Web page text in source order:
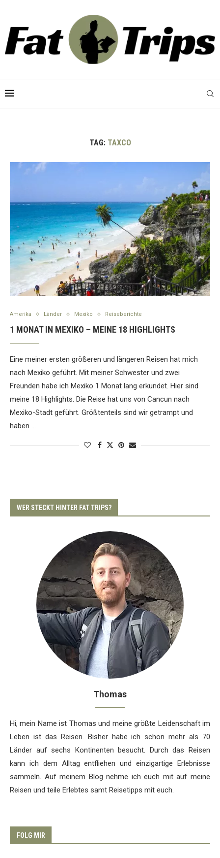
TAG: TAXCO
Amerika Länder Mexiko Reiseberichte
1 MONAT IN MEXIKO – MEINE 18 HIGHLIGHTS
Eine meiner ersten größeren und längeren Reisen hat mich
nach Mexiko geführt. Mit meiner Schwester und zwei
Freunden habe ich Mexiko 1 Monat lang erkundet. Hier sind
meine 18 Highlights. Die Reise hat uns von Cancun nach
Mexiko-Stadt geführt. Größtenteils sind wir getrampt und
haben …
WER STECKT HINTER FAT TRIPS?
Thomas
Hi, mein Name ist Thomas und meine größte Leidenschaft im
Leben ist das Reisen. Bisher habe ich schon mehr als 70
Länder auf sechs Kontinenten besucht. Durch das Reisen
kann ich dem Alltag entfliehen und einzigartige Erlebnisse
sammeln. Auf meinem Blog nehme ich euch mit auf meine
Reisen und teile Erlebtes samt Reisetipps mit euch.
FOLG MIR